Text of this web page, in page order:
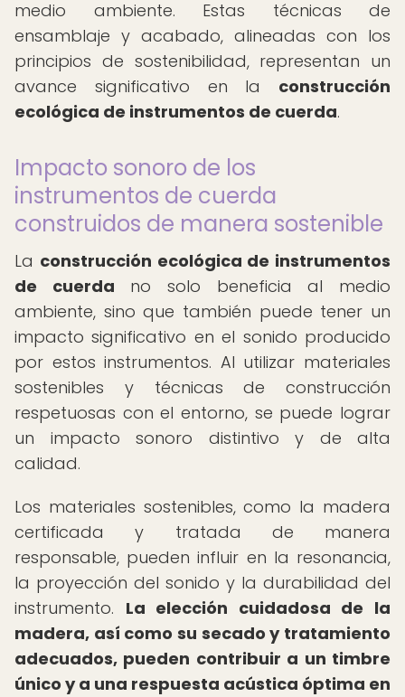
medio ambiente. Estas técnicas de
ensamblaje y acabado, alineadas con los
principios de sostenibilidad, representan un
avance significativo en la construcción
ecológica de instrumentos de cuerda.
Impacto sonoro de los
instrumentos de cuerda
construidos de manera sostenible
La construcción ecológica de instrumentos
de cuerda no solo beneficia al medio
ambiente, sino que también puede tener un
impacto significativo en el sonido producido
por estos instrumentos. Al utilizar materiales
sostenibles y técnicas de construcción
respetuosas con el entorno, se puede lograr
un impacto sonoro distintivo y de alta
calidad.
Los materiales sostenibles, como la madera
certificada y tratada de manera
responsable, pueden influir en la resonancia,
la proyección del sonido y la durabilidad del
instrumento. La elección cuidadosa de la
madera, así como su secado y tratamiento
adecuados, pueden contribuir a un timbre
único y a una respuesta acústica óptima en